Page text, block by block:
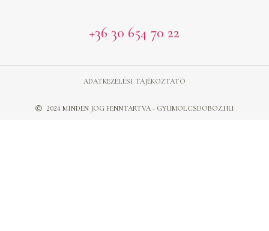
+36 30 654 70 22
2024 MINDEN JOG FENNTARTVA - GYUMOLCSDOBOZ.HU
ADATKEZELÉSI TÁJÉKOZTATÓ